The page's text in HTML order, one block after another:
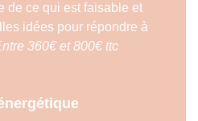
de ce qui est faisable et
idées pour répondre à
360€ et 800€ ttc